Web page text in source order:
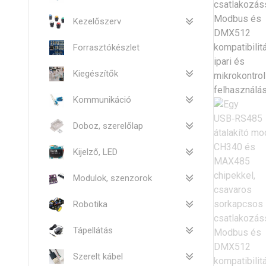
Kezelőszerv
Forrasztókészlet
Kiegészítők
Kommunikáció
Doboz, szerelőlap
Kijelző, LED
Modulok, szenzorok
Robotika
Tápellátás
Szerelt kábel